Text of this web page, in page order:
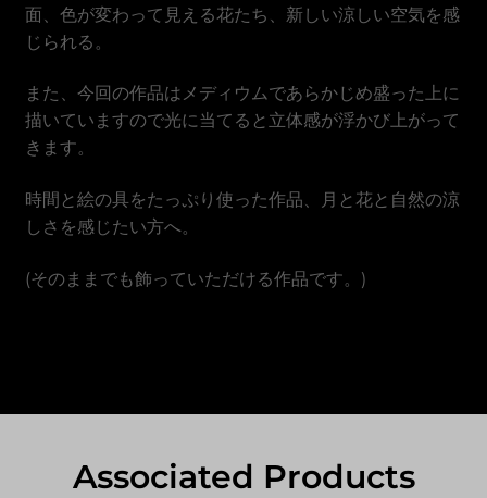
面、色が変わって見える花たち、新しい涼しい空気を感
じられる。
また、今回の作品はメディウムであらかじめ盛った上に
描いていますので光に当てると立体感が浮かび上がって
きます。
時間と絵の具をたっぷり使った作品、月と花と自然の涼
しさを感じたい方へ。
(そのままでも飾っていただける作品です。)
Associated Products